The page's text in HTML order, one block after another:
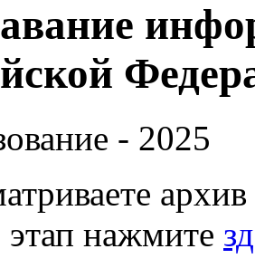
- 2025
нажмите